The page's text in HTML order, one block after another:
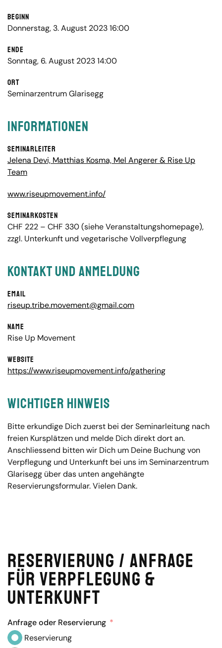
Beginn
Donnerstag, 3. August 2023 16:00
Ende
Sonntag, 6. August 2023 14:00
Ort
Seminarzentrum Glarisegg
Informationen
Seminarleiter
Jelena Devi, Matthias Kosma, Mel Angerer & Rise Up
Team
www.riseupmovement.info/
Seminarkosten
CHF 222 – CHF 330 (siehe Veranstaltungshomepage),
zzgl. Unterkunft und vegetarische Vollverpflegung
Kontakt und Anmeldung
Email
riseup.tribe.movement@gmail.com
Name
Rise Up Movement
Website
https://www.riseupmovement.info/gathering
Wichtiger Hinweis
Bitte erkundige Dich zuerst bei der Seminarleitung nach
freien Kursplätzen und melde Dich direkt dort an.
Anschliessend bitten wir Dich um Deine Buchung von
Verpflegung und Unterkunft bei uns im Seminarzentrum
Glarisegg über das unten angehängte
Reservierungsformular. Vielen Dank.
Reservierung / Anfrage
für Verpflegung &
Unterkunft
Anfrage oder Reservierung
Reservierung